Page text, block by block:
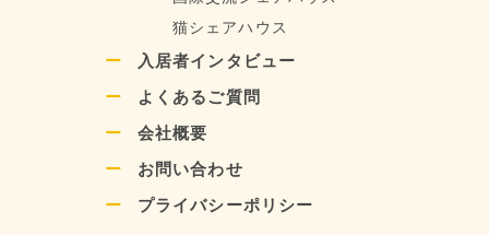
猫シェアハウス
入居者インタビュー
よくあるご質問
会社概要
お問い合わせ
プライバシーポリシー